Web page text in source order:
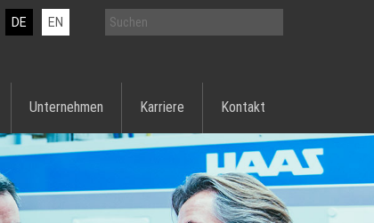
DE EN
Unternehmen Karriere Kontakt